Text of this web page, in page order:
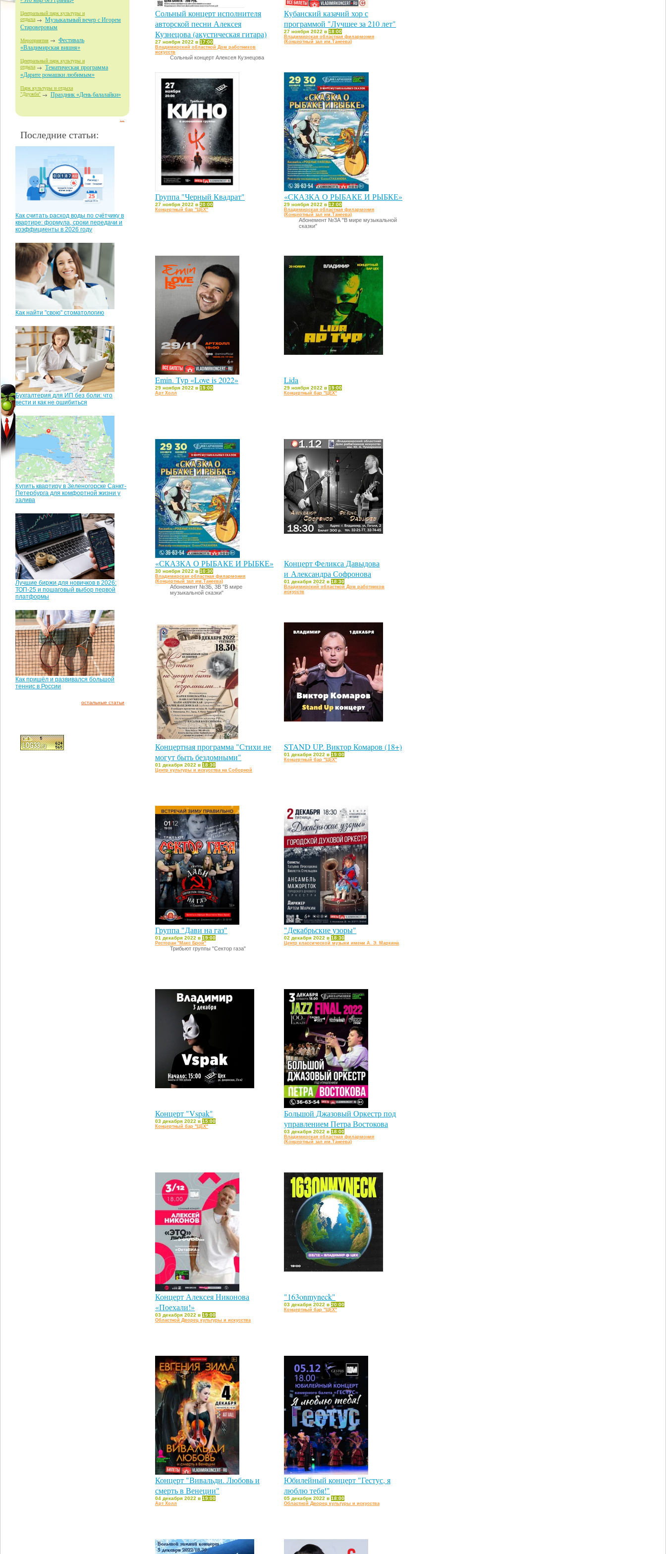
Центральный парк культуры и
отдыха
Музыкальный вечер с Игорем
Староверовым
Мероприятия
Фестиваль
«Владимирская вишня»
Центральный парк культуры и
отдыха
Тематическая программа
«Дарите ромашки любимым»
Парк культуры и отдыха
"Дружба" Праздник «День балалайки»
Последние статьи:
Как считать расход воды по счётчику в
квартире: формула, сроки передачи и
коэффициенты в 2026 году
Как найти "свою" стоматологию
Бухгалтерия для ИП без боли: что
вести и как не ошибиться
Купить квартиру в Зеленогорске Санкт-
Петербурга для комфортной жизни у
залива
Лучшие биржи для новичков в 2026:
ТОП-25 и пошаговый выбор первой
платформы
Как пришёл и развивался большой
теннис в России
остальные статьи
Сольный концерт исполнителя
авторской песни Алексея
Кузнецова (акустическая гитара)
27 ноября 2022 в 17:00
Владимирский областной Дом работников
искусств
Сольный концерт Алексея Кузнецова
Кубанский казачий хор с
программой "Лучшее за 210 лет"
27 ноября 2022 в 18:00
Владимирская областная филармония
(Концертный зал им.Танеева)
Группа "Черный Квадрат"
27 ноября 2022 в 20:00
Концертный бар "ЦЕХ"
«СКАЗКА О РЫБАКЕ И РЫБКЕ»
29 ноября 2022 в 12:00
Владимирская областная филармония
(Концертный зал им.Танеева)
Абонемент №3А "В мире музыкальной
сказки"
Emin. Тур «Love is 2022»
29 ноября 2022 в 19:00
Арт Холл
Lida
29 ноября 2022 в 19:00
Концертный бар "ЦЕХ"
«СКАЗКА О РЫБАКЕ И РЫБКЕ»
30 ноября 2022 в 10:30
Владимирская областная филармония
(Концертный зал им.Танеева)
Абонемент №3Б, 3В "В мире
музыкальной сказки"
Концерт Феликса Давыдова
и Александра Софронова
01 декабря 2022 в 18:30
Владимирский областной Дом работников
искусств
Концертная программа "Стихи не
могут быть бездомными"
01 декабря 2022 в 18:30
Центр культуры и искусства на Соборной
STAND UP. Виктор Комаров (18+)
01 декабря 2022 в 19:00
Концертный бар "ЦЕХ"
Группа "Дави на газ"
01 декабря 2022 в 19:00
Ресторан "Макс Брой"
Трибьют группы "Сектор газа"
"Декабрьские узоры"
02 декабря 2022 в 18:30
Центр классической музыки имени А. Э. Маркина
Концерт "Vspak"
03 декабря 2022 в 15:00
Концертный бар "ЦЕХ"
Большой Джазовый Оркестр под
управлением Петра Востокова
03 декабря 2022 в 18:00
Владимирская областная филармония
(Концертный зал им.Танеева)
Концерт Алексея Никонова
«Поехали!»
03 декабря 2022 в 19:00
Областной Дворец культуры и искусства
"163onmyneck"
03 декабря 2022 в 20:00
Концертный бар "ЦЕХ"
Концерт "Вивальди. Любовь и
смерть в Венеции"
04 декабря 2022 в 19:00
Арт Холл
Юбилейный концерт "Гестус, я
люблю тебя!"
05 декабря 2022 в 18:00
Областной Дворец культуры и искусства